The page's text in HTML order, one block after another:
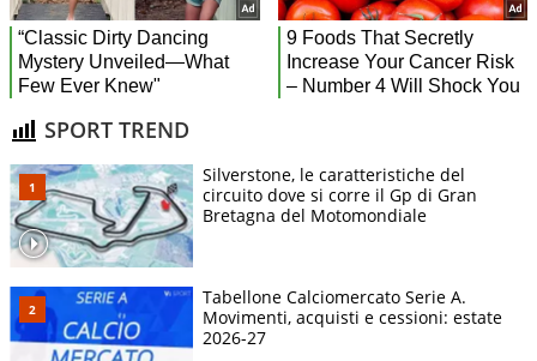
SPORT TREND
Silverstone, le caratteristiche del
circuito dove si corre il Gp di Gran
Bretagna del Motomondiale
Tabellone Calciomercato Serie A.
Movimenti, acquisti e cessioni: estate
2026-27